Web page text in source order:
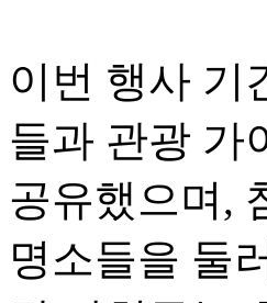
이번 행사 기
들과 관광 가
공유했으며,
명소들을 둘